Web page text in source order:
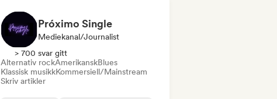
Próximo Single
Mediekanal/journalist
> 700 svar gitt
Alternativ rockAmerikanskBlues
Klassisk musikkKommersiell/Mainstream
Skriv artikler